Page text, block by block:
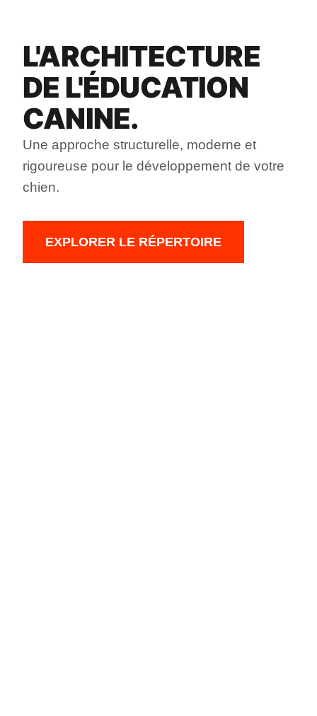
L'ARCHITECTURE
DE L'ÉDUCATION
CANINE.
Une approche structurelle, moderne et
rigoureuse pour le développement de votre
chien.
EXPLORER LE RÉPERTOIRE